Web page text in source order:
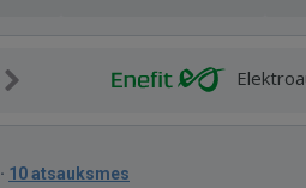
· 10 atsauksmes